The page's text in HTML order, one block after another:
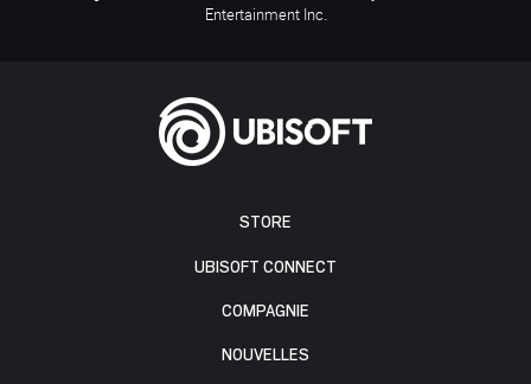
STORE
UBISOFT CONNECT
COMPAGNIE
NOUVELLES
Entertainment Inc.